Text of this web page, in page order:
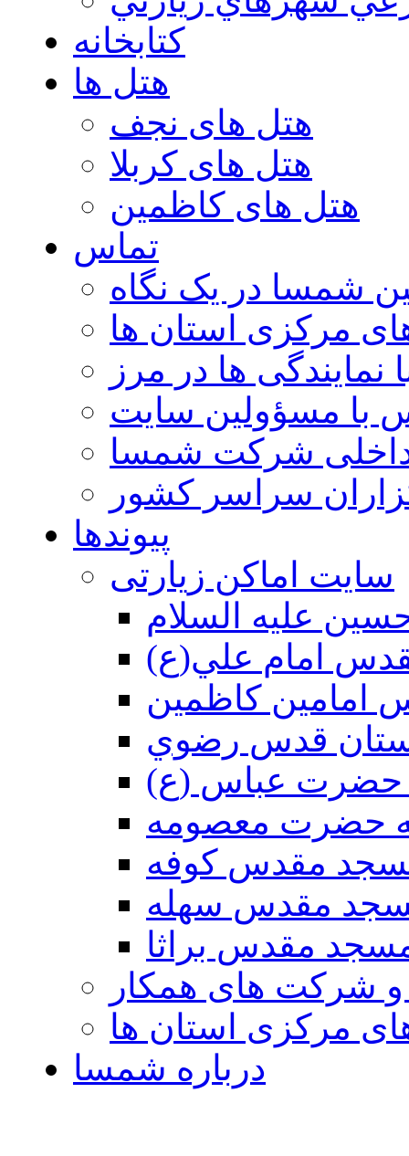
کتابخانه
هتل ها
هتل های نجف
هتل های کربلا
هتل های کاظمین
تماس
شمسا در یک نگاه
مرکزی استان ها
نمایندگی ها در مرز
با مسؤولین سایت
شرکت شمسا
سراسر کشور
پیوندها
سایت اماکن زیارتی
عليه السلام
امام علي(ع)
امامين كاظمين
قدس رضوي
حضرت عباس (ع)
حضرت معصومه
مقدس كوفه
مقدس سهله
مقدس براثا
و شرکت های همکار
مرکزی استان ها
درباره شمسا